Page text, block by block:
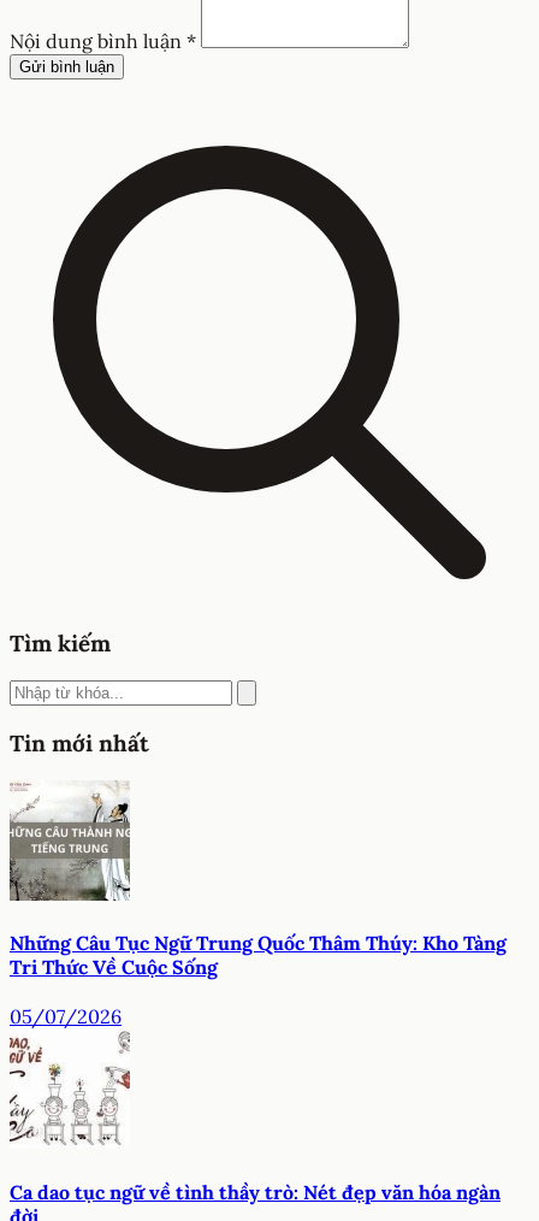
Nội dung bình luận *
Gửi bình luận
Tìm kiếm
Tin mới nhất
Những Câu Tục Ngữ Trung Quốc Thâm Thúy: Kho Tàng
Tri Thức Về Cuộc Sống
05/07/2026
Ca dao tục ngữ về tình thầy trò: Nét đẹp văn hóa ngàn
đời